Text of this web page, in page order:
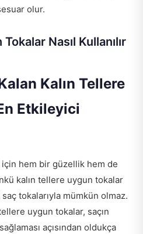
olur.
Nasıl Kullanılır
Kalın Tellere
Etkileyici
hem bir güzellik hem de
kalın tellere uygun tokalar
tokalarıyla mümkün olmaz.
uygun tokalar, saçın
açısından oldukça